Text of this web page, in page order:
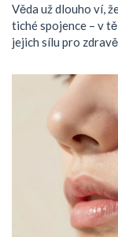
Věda už dlouho ví,
tiché spojence – v
jejich sílu pro